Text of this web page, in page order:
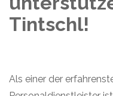
Tintschl!
Als einer der